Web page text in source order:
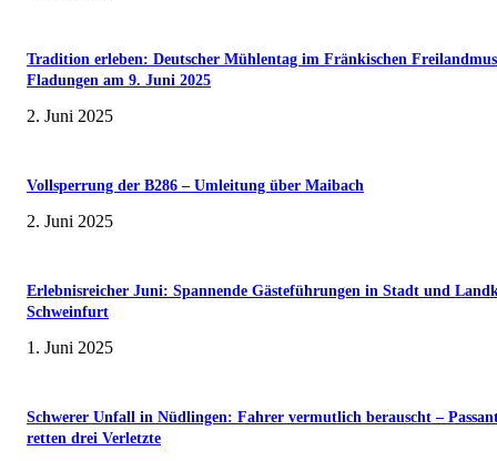
Tradition erleben: Deutscher Mühlentag im Fränkischen
Fladungen am 9. Juni 2025
2. Juni 2025
Vollsperrung der B286 – Umleitung über Maibach
2. Juni 2025
Erlebnisreicher Juni: Spannende Gästeführungen in Stadt und
Schweinfurt
1. Juni 2025
Schwerer Unfall in Nüdlingen: Fahrer vermutlich berauscht –
retten drei Verletzte